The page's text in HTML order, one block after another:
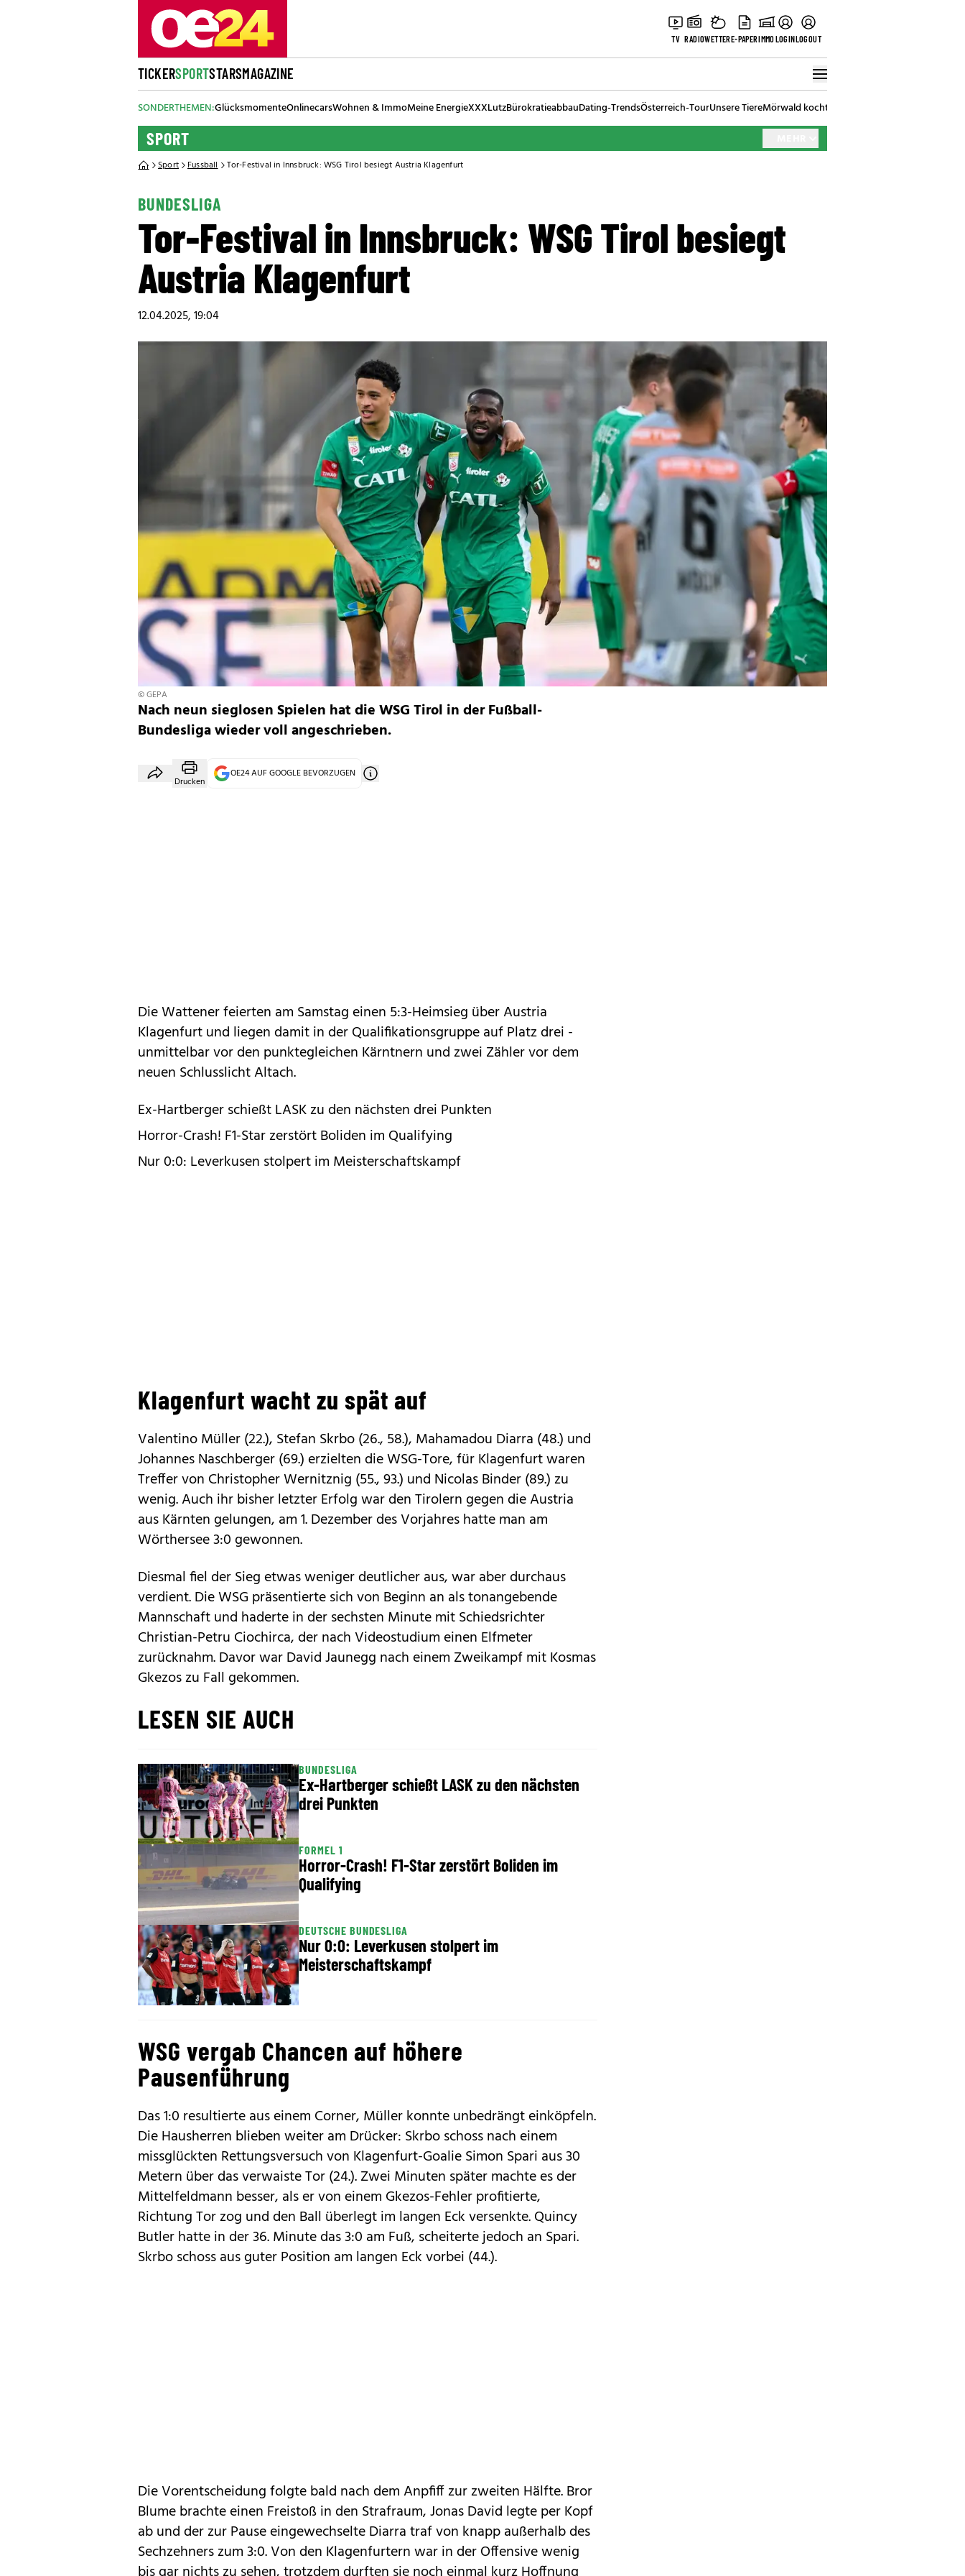
TV RADIOWETTERE-PAPERIMMOLOGINLOGOUT
TICKERSPORTSTARSMAGAZINE
SONDERTHEMEN:GlücksmomenteOnlinecarsWohnen & ImmoMeine EnergieXXXLutzBürokratieabbauDating-TrendsÖsterreich-TourUnsere TiereMörwald kocht
SPORT
Sport Fussball Tor-Festival in Innsbruck: WSG Tirol besiegt Austria Klagenfurt
BUNDESLIGA
Tor-Festival in Innsbruck: WSG Tirol besiegt
Austria Klagenfurt
12.04.2025, 19:04
© GEPA
Nach neun sieglosen Spielen hat die WSG Tirol in der Fußball-
Bundesliga wieder voll angeschrieben.
Drucken
OE24 AUF GOOGLE BEVORZUGEN
Die Wattener feierten am Samstag einen 5:3-Heimsieg über Austria
Klagenfurt und liegen damit in der Qualifikationsgruppe auf Platz drei -
unmittelbar vor den punktegleichen Kärntnern und zwei Zähler vor dem
neuen Schlusslicht Altach.
Ex-Hartberger schießt LASK zu den nächsten drei Punkten
Horror-Crash! F1-Star zerstört Boliden im Qualifying
Nur 0:0: Leverkusen stolpert im Meisterschaftskampf
Klagenfurt wacht zu spät auf
Valentino Müller (22.), Stefan Skrbo (26., 58.), Mahamadou Diarra (48.) und
Johannes Naschberger (69.) erzielten die WSG-Tore, für Klagenfurt waren
Treffer von Christopher Wernitznig (55., 93.) und Nicolas Binder (89.) zu
wenig. Auch ihr bisher letzter Erfolg war den Tirolern gegen die Austria
aus Kärnten gelungen, am 1. Dezember des Vorjahres hatte man am
Wörthersee 3:0 gewonnen.
Diesmal fiel der Sieg etwas weniger deutlicher aus, war aber durchaus
verdient. Die WSG präsentierte sich von Beginn an als tonangebende
Mannschaft und haderte in der sechsten Minute mit Schiedsrichter
Christian-Petru Ciochirca, der nach Videostudium einen Elfmeter
zurücknahm. Davor war David Jaunegg nach einem Zweikampf mit Kosmas
Gkezos zu Fall gekommen.
LESEN SIE AUCH
BUNDESLIGA
Ex-Hartberger schießt LASK zu den nächsten
drei Punkten
FORMEL 1
Horror-Crash! F1-Star zerstört Boliden im
Qualifying
DEUTSCHE BUNDESLIGA
Nur 0:0: Leverkusen stolpert im
Meisterschaftskampf
WSG vergab Chancen auf höhere
Pausenführung
Das 1:0 resultierte aus einem Corner, Müller konnte unbedrängt einköpfeln.
Die Hausherren blieben weiter am Drücker: Skrbo schoss nach einem
missglückten Rettungsversuch von Klagenfurt-Goalie Simon Spari aus 30
Metern über das verwaiste Tor (24.). Zwei Minuten später machte es der
Mittelfeldmann besser, als er von einem Gkezos-Fehler profitierte,
Richtung Tor zog und den Ball überlegt im langen Eck versenkte. Quincy
Butler hatte in der 36. Minute das 3:0 am Fuß, scheiterte jedoch an Spari.
Skrbo schoss aus guter Position am langen Eck vorbei (44.).
Die Vorentscheidung folgte bald nach dem Anpfiff zur zweiten Hälfte. Bror
Blume brachte einen Freistoß in den Strafraum, Jonas David legte per Kopf
ab und der zur Pause eingewechselte Diarra traf von knapp außerhalb des
Sechzehners zum 3:0. Von den Klagenfurtern war in der Offensive wenig